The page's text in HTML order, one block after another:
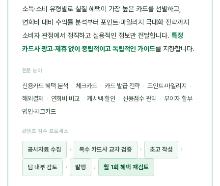
소득·소비 유형별로 실질 혜택이 가장 높은 카드를 선별하고,
연회비 대비 수익률 분석부터 포인트·마일리지 극대화 전략까지
소비자 관점에서 정직하고 실용적인 정보만 전달합니다. 특정
카드사 광고·제휴 없이 중립적이고 독립적인 가이드를 지향합니다.
전문 분야
신용카드 혜택 분석 · 체크카드 · 카드 발급 전략 · 포인트·마일리지 ·
해외결제 · 연회비 비교 · 캐시백·할인 · 신용점수 관리 · 무이자 할부 ·
법인·체크카드
콘텐츠 검수 프로세스
공시자료 수집 › 복수 카드사 교차 검증 › 초고 작성 ›
팀 내부 검토 › 발행 › 월 1회 혜택 재검토